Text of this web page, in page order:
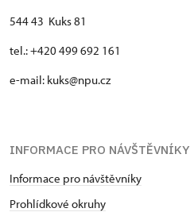
544 43 Kuks 81
tel.: +420 499 692 161
e-mail: kuks@npu.cz
INFORMACE PRO NÁVŠTĚVNÍKY
Informace pro návštěvníky
Prohlídkové okruhy